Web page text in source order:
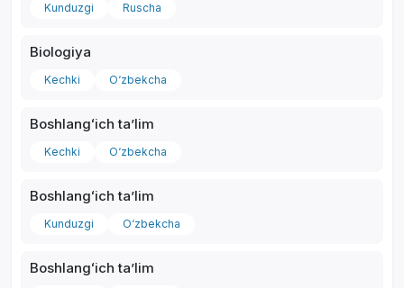
Kunduzgi Ruscha
Biologiya
Kechki O‘zbekcha
Boshlangʻich taʼlim
Kechki O‘zbekcha
Boshlangʻich taʼlim
Kunduzgi O‘zbekcha
Boshlangʻich taʼlim